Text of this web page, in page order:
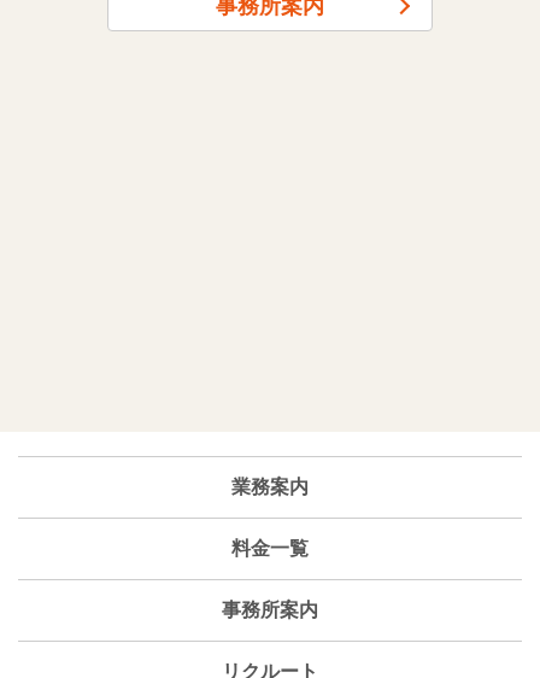
事務所案内
業務案内
料金一覧
事務所案内
リクルート